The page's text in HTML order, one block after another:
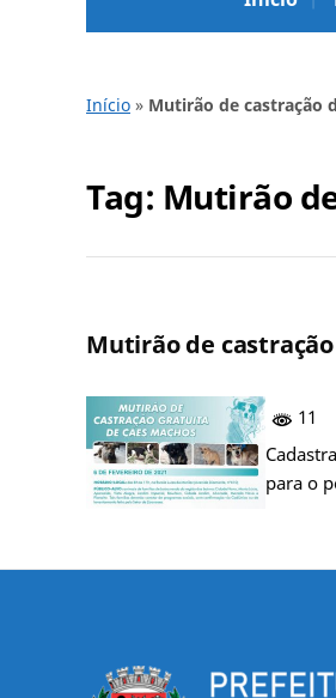
Início » Mutirão de castração
Tag: Mutirão
Mutirão de
11
para o